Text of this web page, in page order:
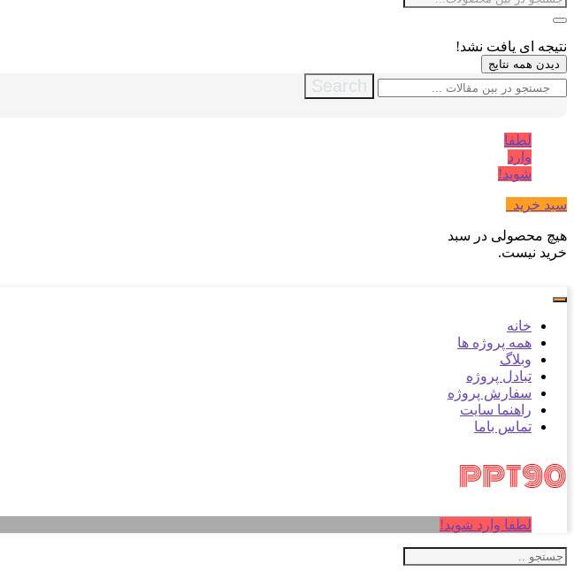
نتیجه ای یافت نشد!
دیدن همه نتایج
Search
لطفا
وارد
شوید!
سبد خرید
هیچ محصولی در سبد
خرید نیست.
خانه
همه پروژه ها
وبلاگ
تبادل پروژه
سفارش پروژه
راهنما سایت
تماس باما
لطفا وارد شوید!